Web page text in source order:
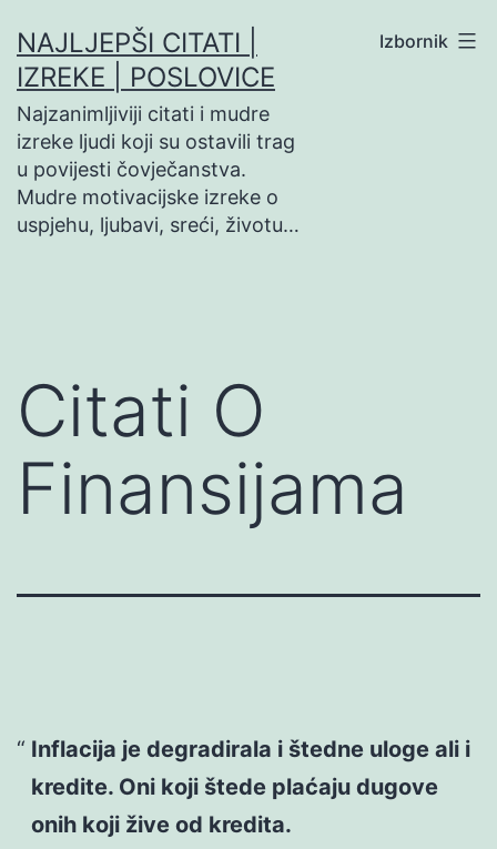
na
sadržaj
NAJLJEPŠI CITATI |
IZREKE | POSLOVICE
Najzanimljiviji citati i mudre
izreke ljudi koji su ostavili trag
u povijesti čovječanstva.
Mudre motivacijske izreke o
uspjehu, ljubavi, sreći, životu…
Izbornik
Citati O
Finansijama
Inflacija je degradirala i štedne uloge ali i
kredite. Oni koji štede plaćaju dugove
onih koji žive od kredita.